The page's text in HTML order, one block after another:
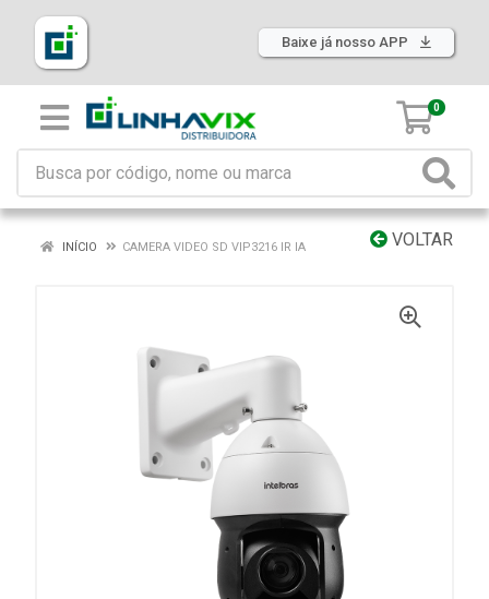
Baixe já nosso APP
0
VOLTAR
INÍCIO CAMERA VIDEO SD VIP3216 IR IA